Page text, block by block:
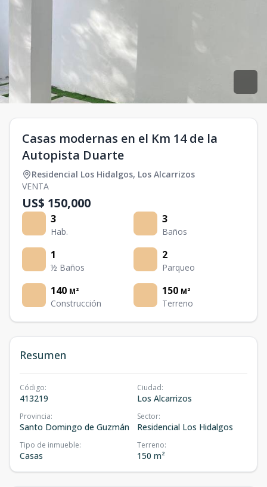
Casas modernas en el Km 14 de la
Autopista Duarte
Residencial Los Hidalgos, Los Alcarrizos
VENTA
US$ 150,000
3
Hab.
3
Baños
1
½ Baños
2
Parqueo
140 M²
Construcción
150 M²
Terreno
Resumen
Código:
413219
Ciudad:
Los Alcarrizos
Provincia:
Santo Domingo de Guzmán
Sector:
Residencial Los Hidalgos
Tipo de inmueble:
Casas
Terreno:
150 m²